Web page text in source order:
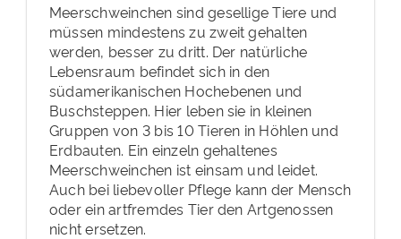
Meerschweinchen sind gesellige Tiere und
müssen mindestens zu zweit gehalten
werden, besser zu dritt. Der natürliche
Lebensraum befindet sich in den
südamerikanischen Hochebenen und
Buschsteppen. Hier leben sie in kleinen
Gruppen von 3 bis 10 Tieren in Höhlen und
Erdbauten. Ein einzeln gehaltenes
Meerschweinchen ist einsam und leidet.
Auch bei liebevoller Pflege kann der Mensch
oder ein artfremdes Tier den Artgenossen
nicht ersetzen.